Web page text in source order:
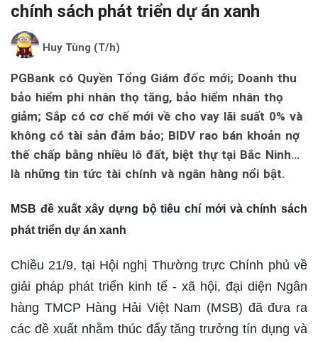
chính sách phát triển dự án xanh
Huy Tùng (T/h)
PGBank có Quyền Tổng Giám đốc mới; Doanh thu
bảo hiểm phi nhân thọ tăng, bảo hiểm nhân thọ
giảm; Sắp có cơ chế mới về cho vay lãi suất 0% và
không có tài sản đảm bảo; BIDV rao bán khoản nợ
thế chấp bằng nhiều lô đất, biệt thự tại Bắc Ninh…
là những tin tức tài chính và ngân hàng nổi bật.
MSB đề xuất xây dựng bộ tiêu chí mới và chính sách
phát triển dự án xanh
Chiều 21/9, tại Hội nghị Thường trực Chính phủ về
giải pháp phát triển kinh tế - xã hội, đại diện Ngân
hàng TMCP Hàng Hải Việt Nam (MSB) đã đưa ra
các đề xuất nhằm thúc đẩy tăng trưởng tín dụng và